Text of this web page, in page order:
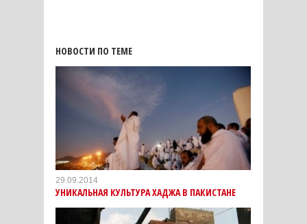
НОВОСТИ ПО ТЕМЕ
29.09.2014
УНИКАЛЬНАЯ КУЛЬТУРА ХАДЖА В ПАКИСТАНЕ